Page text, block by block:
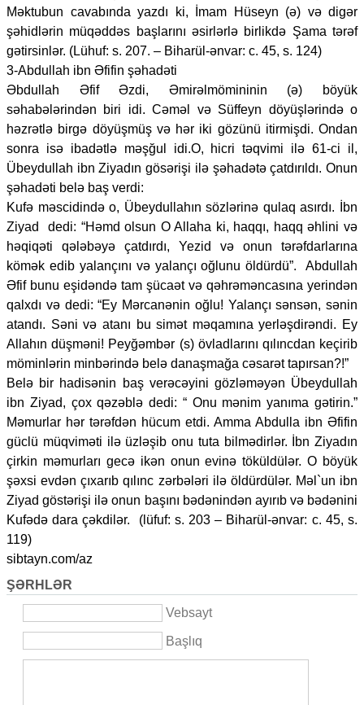
Məktubun cavabında yazdı ki, İmam Hüseyn (ə) və digər
şəhidlərin müqəddəs başlarını əsirlərlə birlikdə Şama tərəf
gətirsinlər. (Lühuf: s. 207. – Biharül-ənvar: c. 45, s. 124)
3-Abdullah ibn Əfifin şəhadəti
Əbdullah Əfif Əzdi, Əmirəlmömininin (ə) böyük
səhabələrindən biri idi. Cəməl və Süffeyn döyüşlərində o
həzrətlə birgə döyüşmüş və hər iki gözünü itirmişdi. Ondan
sonra isə ibadətlə məşğul idi.O, hicri təqvimi ilə 61-ci il,
Übeydullah ibn Ziyadın gösərişi ilə şəhadətə çatdırıldı. Onun
şəhadəti belə baş verdi:
Kufə məscidində o, Übeydullahın sözlərinə qulaq asırdı. İbn
Ziyad dedi: “Həmd olsun O Allaha ki, haqqı, haqq əhlini və
həqiqəti qələbəyə çatdırdı, Yezid və onun tərəfdarlarına
kömək edib yalançını və yalançı oğlunu öldürdü”. Abdullah
Əfif bunu eşidəndə tam şücaət və qəhrəməncasına yerindən
qalxdı və dedi: “Ey Mərcanənin oğlu! Yalançı sənsən, sənin
atandı. Səni və atanı bu simət məqamına yerləşdirəndi. Ey
Allahın düşməni! Peyğəmbər (s) övladlarını qılıncdan keçirib
möminlərin minbərində belə danaşmağa cəsarət tapırsan?!”
Belə bir hadisənin baş verəcəyini gözləməyən Übeydullah
ibn Ziyad, çox qəzəblə dedi: “ Onu mənim yanıma gətirin.”
Məmurlar hər tərəfdən hücum etdi. Amma Abdulla ibn Əfifin
güclü müqviməti ilə üzləşib onu tuta bilmədirlər. İbn Ziyadın
çirkin məmurları gecə ikən onun evinə töküldülər. O böyük
şəxsi evdən çıxarıb qılınc zərbələri ilə öldürdülər. Məl`un ibn
Ziyad göstərişi ilə onun başını bədənindən ayırıb və bədənini
Kufədə dara çəkdilər. (lüfuf: s. 203 – Biharül-ənvar: c. 45, s.
119)
sibtayn.com/az
ŞƏRHLƏR
Vebsayt
Başlıq